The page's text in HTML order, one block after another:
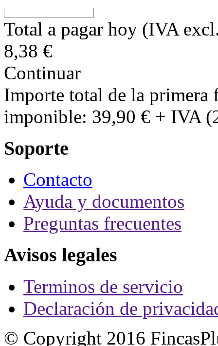
Total a pagar hoy (IVA
8,38 €
Continuar
Importe total de la primera
imponible: 39,90 € + IVA
Soporte
Contacto
Ayuda y documentos
Preguntas frecuentes
Avisos legales
Terminos de servicio
Declaración de
© Copyright 2016